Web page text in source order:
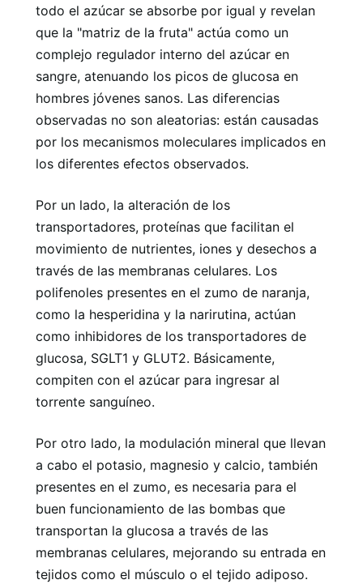
todo el azúcar se absorbe por igual y revelan
que la "matriz de la fruta" actúa como un
complejo regulador interno del azúcar en
sangre, atenuando los picos de glucosa en
hombres jóvenes sanos. Las diferencias
observadas no son aleatorias: están causadas
por los mecanismos moleculares implicados en
los diferentes efectos observados.
Por un lado, la alteración de los
transportadores, proteínas que facilitan el
movimiento de nutrientes, iones y desechos a
través de las membranas celulares. Los
polifenoles presentes en el zumo de naranja,
como la hesperidina y la narirutina, actúan
como inhibidores de los transportadores de
glucosa, SGLT1 y GLUT2. Básicamente,
compiten con el azúcar para ingresar al
torrente sanguíneo.
Por otro lado, la modulación mineral que llevan
a cabo el potasio, magnesio y calcio, también
presentes en el zumo, es necesaria para el
buen funcionamiento de las bombas que
transportan la glucosa a través de las
membranas celulares, mejorando su entrada en
tejidos como el músculo o el tejido adiposo.